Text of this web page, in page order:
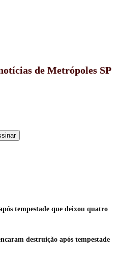
de Metrópoles SP
tempestade que deixou quatro
destruição após tempestade